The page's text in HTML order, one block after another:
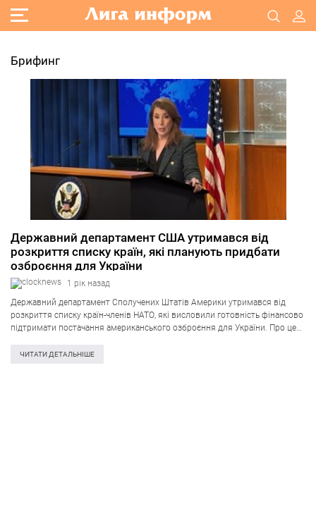
Брифинг
Державний департамент США утримався від
розкриття списку країн, які планують придбати
озброєння для України
1 рік назад
Державний департамент Сполучених Штатів Америки утримався від
розкриття списку країн-членів НАТО, які висловили готовність фінансово
підтримати постачання американського озброєння для України. Про це
офіційного представника Держдепу Теммі Брюс. “Ми чітко…
ЧИТАТИ ДЕТАЛЬНІШЕ